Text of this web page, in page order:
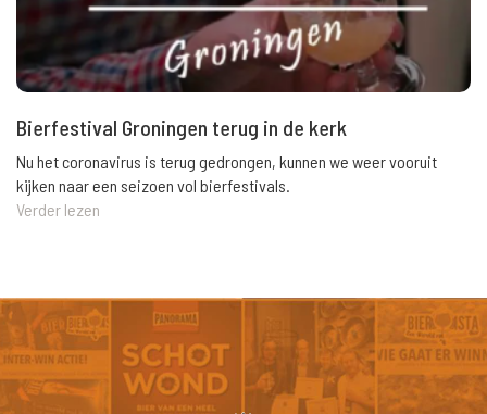
Bierfestival Groningen terug in de kerk
Nu het coronavirus is terug gedrongen, kunnen we weer vooruit
kijken naar een seizoen vol bierfestivals.
Verder lezen